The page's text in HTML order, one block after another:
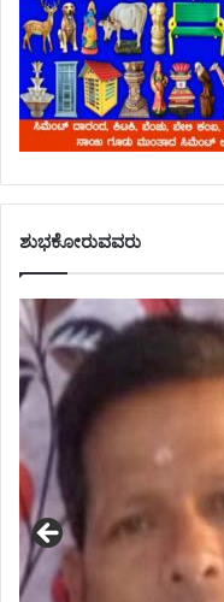
ಶುಭಕೋರುವವರು